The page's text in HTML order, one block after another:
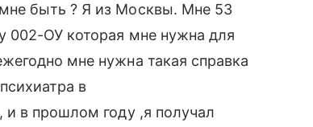
мне быть ? Я из Москвы. Мне 53
002-ОУ которая мне нужна для
мне нужна такая справка
в
и в прошлом году ,я получал